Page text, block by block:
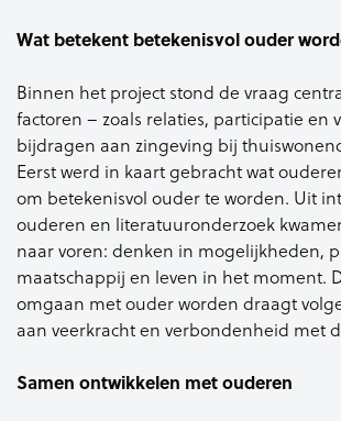
Wat betekent betekenisvol ouder
Binnen het project stond de vraag
factoren – zoals relaties, participatie en
bijdragen aan zingeving bij
Eerst werd in kaart gebracht wat
om betekenisvol ouder te worden. Uit
ouderen en literatuuronderzoek
naar voren: denken in mogelijkheden,
maatschappij en leven in het moment.
omgaan met ouder worden draagt
aan veerkracht en verbondenheid met
Samen ontwikkelen met ouderen